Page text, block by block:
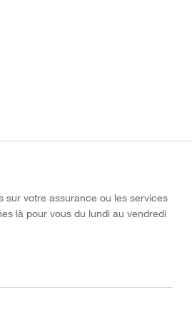
sur votre assurance ou les services
là pour vous du lundi au vendredi